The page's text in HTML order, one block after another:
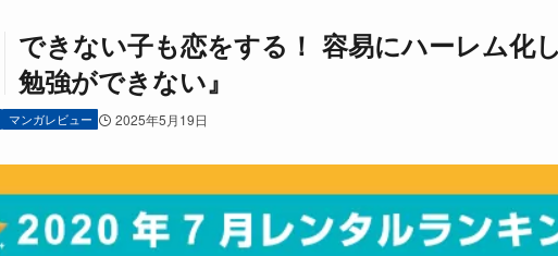
できない子も恋をする！ 容易にハーレム化
勉強ができない』
マンガレビュー 2025年5月19日